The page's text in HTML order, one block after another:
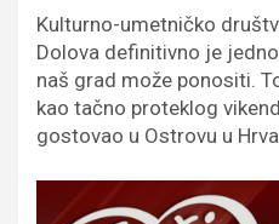
Kulturno-umetničko
Dolova definitivno je
naš grad može ponositi.
kao tačno proteklog
gostovao u Ostrovu u